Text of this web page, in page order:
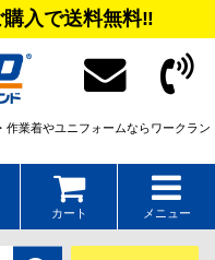
入で送料無料‼
作業着やユニフォームならワークラン
カート メニュー